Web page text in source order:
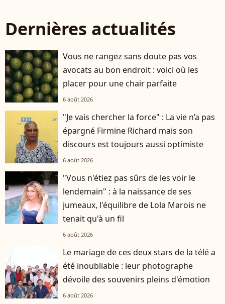
Dernières actualités
Vous ne rangez sans doute pas vos
avocats au bon endroit : voici où les
placer pour une chair parfaite
6 août 2026
"Je vais chercher la force" : La vie n’a pas
épargné Firmine Richard mais son
discours est toujours aussi optimiste
6 août 2026
"Vous n'étiez pas sûrs de les voir le
lendemain" : à la naissance de ses
jumeaux, l'équilibre de Lola Marois ne
tenait qu'à un fil
6 août 2026
Le mariage de ces deux stars de la télé a
été inoubliable : leur photographe
dévoile des souvenirs pleins d'émotion
6 août 2026